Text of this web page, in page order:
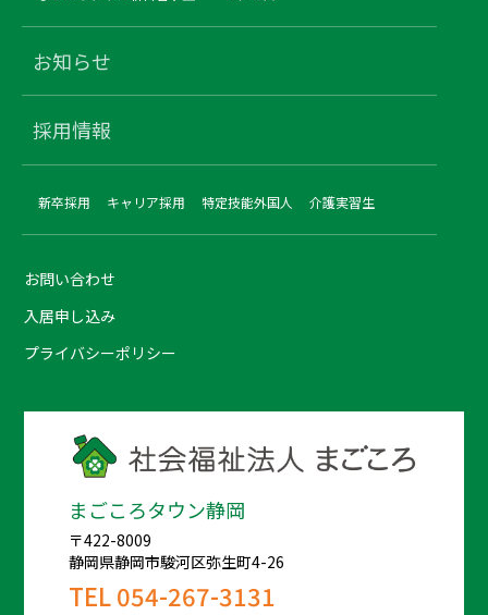
お知らせ
採用情報
新卒採用 キャリア採用 特定技能外国人 介護実習生
お問い合わせ
入居申し込み
プライバシーポリシー
まごころタウン静岡
〒422-8009
静岡県静岡市駿河区弥生町4-26
TEL054-267-3131